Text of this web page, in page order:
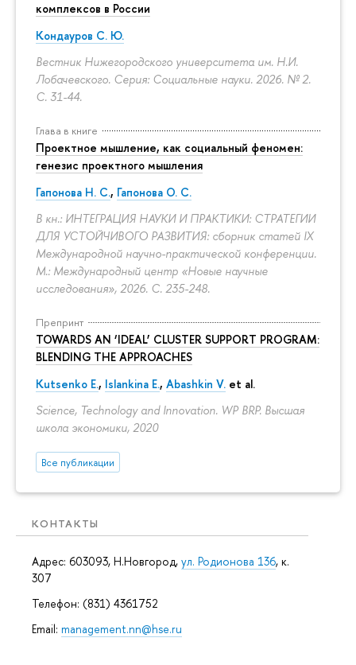
комплексов в России
Кондауров С. Ю.
Вестник Нижегородского университета им. Н.И.
Лобачевского. Серия: Социальные науки. 2026. № 2.
С. 31-44.
Глава в книге
Проектное мышление, как социальный феномен:
генезис проектного мышления
Гапонова Н. С., Гапонова О. С.
В кн.: ИНТЕГРАЦИЯ НАУКИ И ПРАКТИКИ: СТРАТЕГИИ
ДЛЯ УСТОЙЧИВОГО РАЗВИТИЯ: сборник статей IX
Международной научно-практической конференции.
М.: Международный центр «Новые научные
исследования», 2026. С. 235-248.
Препринт
TOWARDS AN ‘IDEAL’ CLUSTER SUPPORT PROGRAM:
BLENDING THE APPROACHES
Kutsenko E., Islankina E., Abashkin V. et al.
Science, Technology and Innovation. WP BRP. Высшая
школа экономики, 2020
Все публикации
КОНТАКТЫ
Адрес: 603093, Н.Новгород, ул. Родионова 136, к.
307
Телефон: (831) 4361752
Email: management.nn@hse.ru